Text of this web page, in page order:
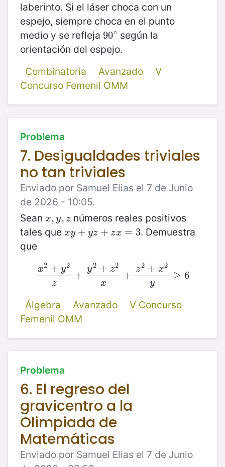
laberinto. Si el láser choca con un
espejo, siempre choca en el punto
medio y se refleja 90∘
90∘según la
orientación del espejo.
Combinatoria
Avanzado
V
Concurso Femenil OMM
Problema
7. Desigualdades triviales
no tan triviales
Enviado por Samuel Elias el 7 de Junio
de 2026 - 10:05.
Sean x, y, z
x,y,z
números reales positivos
tales que xy + yz + zx = 3
xy+y z+ zx =3
. Demuestra
que
x2 + y2
z
+
y2 + z2
x
+
z2 + x2
y
≥ 6
x2+y 2z +y2+z2x +z 2+x2y≥ 6
Álgebra Avanzado
V Concurso
Femenil OMM
Problema
6. El regreso del
gravicentro a la
Olimpiada de
Matemáticas
Enviado por Samuel Elias el 7 de Junio